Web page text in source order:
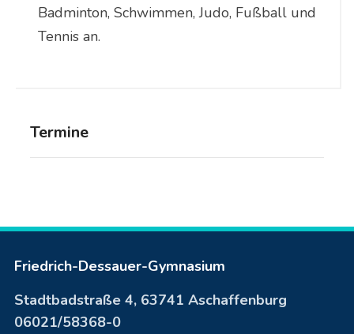
Termine
Badminton, Schwimmen, Judo, Fußball und
Tennis an.
Friedrich-Dessauer-Gymnasium
Stadtbadstraße 4, 63741 Aschaffenburg
06021/58368-0